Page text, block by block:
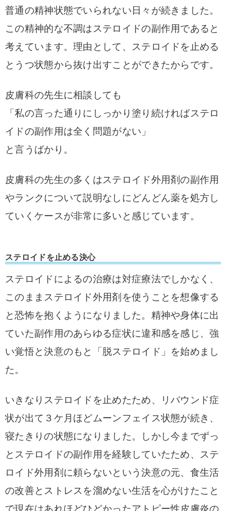
普通の精神状態でいられない日々が続きました。
この精神的な不調はステロイドの副作用であると
考えています。理由として、ステロイドを止める
とうつ状態から抜け出すことができたからです。
皮膚科の先生に相談しても
「私の言った通りにしっかり塗り続ければステロ
イドの副作用は全く問題がない」
と言うばかり。
皮膚科の先生の多くはステロイド外用剤の副作用
やランクについて説明なしにどんどん薬を処方し
ていくケースが非常に多いと感じています。
ステロイドを止める決心
ステロイドによるの治療は対症療法でしかなく、
このままステロイド外用剤を使うことを想像する
と恐怖を抱くようになりました。 精神や身体に出
ていた副作用のあらゆる症状に違和感を感じ、強
い覚悟と決意のもと「脱ステロイド」を始めまし
た。
いきなりステロイドを止めたため、リバウンド症
状が出て３ケ月ほどムーンフェイス状態が続き、
寝たきりの状態になりました。
しかし今までずっ
とステロイドの副作用を経験していたため、ステ
ロイド外用剤に頼らないという決意の元、食生活
の改善とストレスを溜めない生活を心がけたこと
で現在はあれほどひどかったアトピー性皮膚炎の